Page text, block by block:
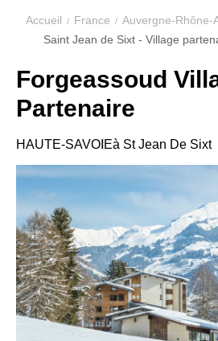
Accueil France Auvergne-Rhône-
Saint Jean de Sixt - Village
VILLAGE
VACANCES
VILLAGE
PARTENAIRE,
ST
JEAN
DE
Forgeassoud
Partenaire
HAUTE-SAVOIEà St Jean De Sixt
La Clef Verte
label de
tourisme
durable pour les
hébergements
touristiques et
les restaurants.
Pour en savoir
+ sur la Clef
Verte et les
critères de
labellisation,
rendez-vous sur
:laclefverte.org
en
pension
complète
du 1
au 8
jour 10h
Adultes
12
à -
ans
- 11
ans
- 5
ans
20 au
27/12/25
693 €
€
€
€
27/12/25
au
3/01/26
833 €
375
€
333
€
250
€
125
€
3 au
476 €
428
€
381
€
286
€
143
€
type
chambre
Jean
de
Sixt
Abonnez-
vous
pour
être
informé·e
tous
les
avantages
VTF,
des
offres
exclusives
et
des